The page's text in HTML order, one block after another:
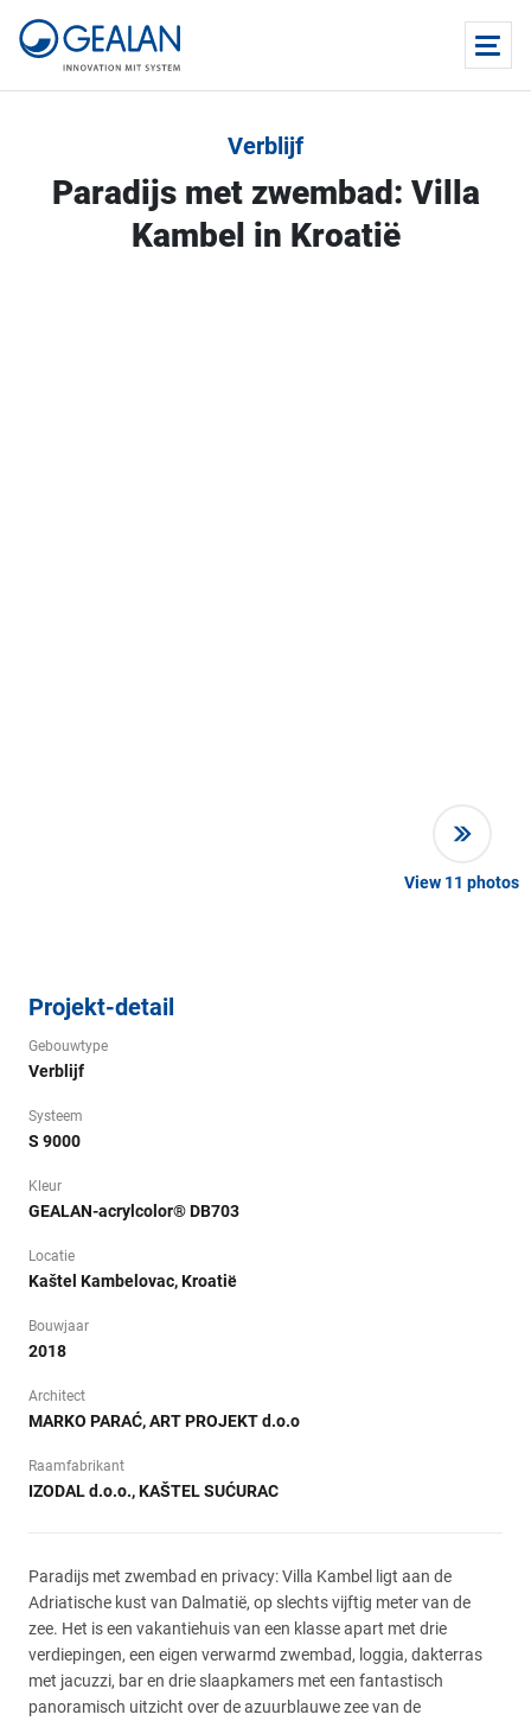
Verblijf
Paradijs met zwembad: Villa
Kambel in Kroatië
View 11 photos
Projekt-detail
Gebouwtype
Verblijf
Systeem
S 9000
Kleur
GEALAN-acrylcolor® DB703
Locatie
Kaštel Kambelovac, Kroatië
Bouwjaar
2018
Architect
MARKO PARAĆ, ART PROJEKT d.o.o
Raamfabrikant
IZODAL d.o.o., KAŠTEL SUĆURAC
Paradijs met zwembad en privacy: Villa Kambel ligt aan de
Adriatische kust van Dalmatië, op slechts vijftig meter van de
zee. Het is een vakantiehuis van een klasse apart met drie
verdiepingen, een eigen verwarmd zwembad, loggia, dakterras
met jacuzzi, bar en drie slaapkamers met een fantastisch
panoramisch uitzicht over de azuurblauwe zee van de